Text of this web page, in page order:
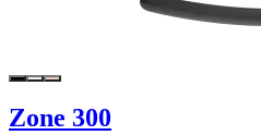
Zone 300